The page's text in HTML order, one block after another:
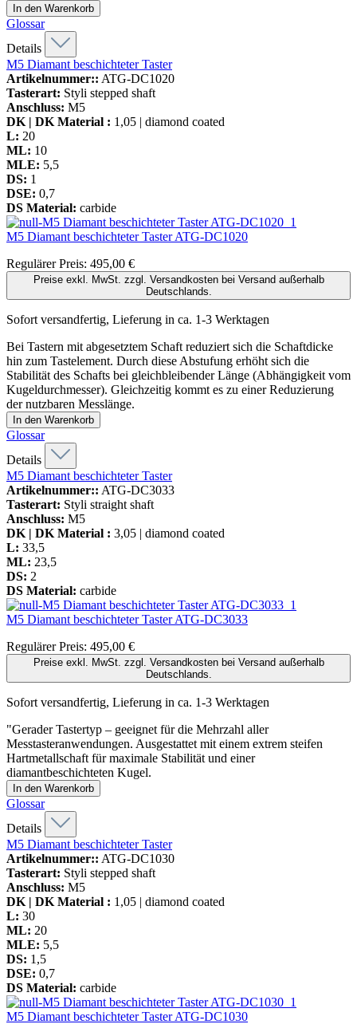
In den Warenkorb
Glossar
Details
M5 Diamant beschichteter Taster
Artikelnummer:: ATG-DC1020
Tasterart: Styli stepped shaft
Anschluss: M5
DK | DK Material : 1,05 | diamond coated
L: 20
ML: 10
MLE: 5,5
DS: 1
DSE: 0,7
DS Material: carbide
M5 Diamant beschichteter TasterATG-DC1020
Regulärer Preis: 495,00 €
Preise exkl. MwSt. zzgl. Versandkosten bei Versand außerhalb
Deutschlands.
Sofort versandfertig, Lieferung in ca. 1-3 Werktagen
Bei Tastern mit abgesetztem Schaft reduziert sich die Schaftdicke
hin zum Tastelement. Durch diese Abstufung erhöht sich die
Stabilität des Schafts bei gleichbleibender Länge (Abhängigkeit vom
Kugeldurchmesser). Gleichzeitig kommt es zu einer Reduzierung
der nutzbaren Messlänge.
In den Warenkorb
Glossar
Details
M5 Diamant beschichteter Taster
Artikelnummer:: ATG-DC3033
Tasterart: Styli straight shaft
Anschluss: M5
DK | DK Material : 3,05 | diamond coated
L: 33,5
ML: 23,5
DS: 2
DS Material: carbide
M5 Diamant beschichteter TasterATG-DC3033
Regulärer Preis: 495,00 €
Preise exkl. MwSt. zzgl. Versandkosten bei Versand außerhalb
Deutschlands.
Sofort versandfertig, Lieferung in ca. 1-3 Werktagen
"Gerader Tastertyp – geeignet für die Mehrzahl aller
Messtasteranwendungen. Ausgestattet mit einem extrem steifen
Hartmetallschaft für maximale Stabilität und einer
diamantbeschichteten Kugel.
In den Warenkorb
Glossar
Details
M5 Diamant beschichteter Taster
Artikelnummer:: ATG-DC1030
Tasterart: Styli stepped shaft
Anschluss: M5
DK | DK Material : 1,05 | diamond coated
L: 30
ML: 20
MLE: 5,5
DS: 1,5
DSE: 0,7
DS Material: carbide
M5 Diamant beschichteter TasterATG-DC1030